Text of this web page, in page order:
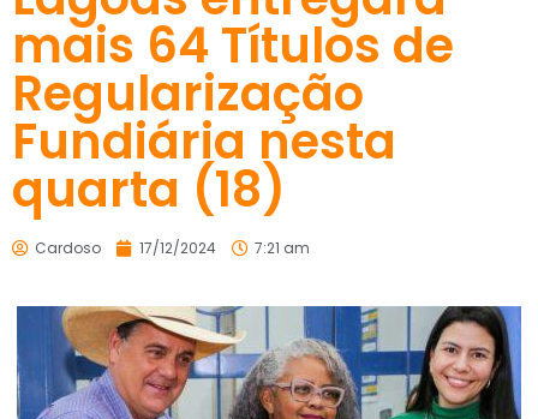
mais 64 Títulos de
Regularização
Fundiária nesta
quarta (18)
Cardoso 17/12/2024 7:21 am